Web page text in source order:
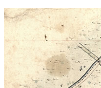
Drents Archief